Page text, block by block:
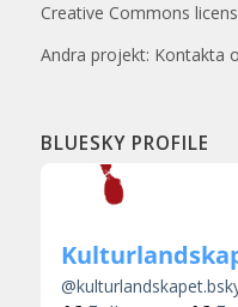
Creative Commons licens
Andra projekt: Kontakta
BLUESKY PROFILE
@